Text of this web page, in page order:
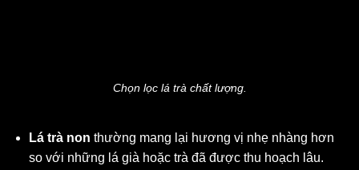
Chọn lọc lá trà chất lượng.
Lá trà non thường mang lại hương vị nhẹ nhàng hơn
so với những lá già hoặc trà đã được thu hoạch lâu.